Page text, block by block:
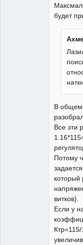
будет
В
Все эти
Потому
витков).
Если у